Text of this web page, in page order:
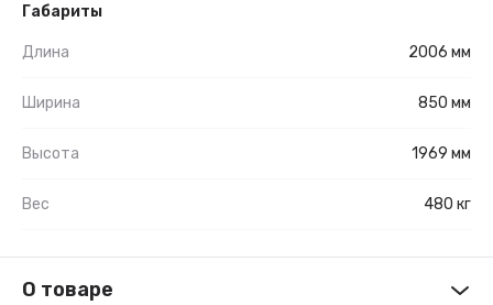
Габариты
Длина 2006 мм
Ширина 850 мм
Высота 1969 мм
Вес 480 кг
О товаре